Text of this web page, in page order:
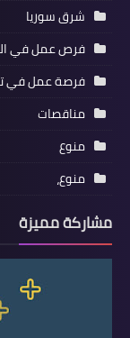
شرق سوريا
فرص عمل في
فرصة عمل في
مناقصات
منوع
منوع،
مشاركة مميزة